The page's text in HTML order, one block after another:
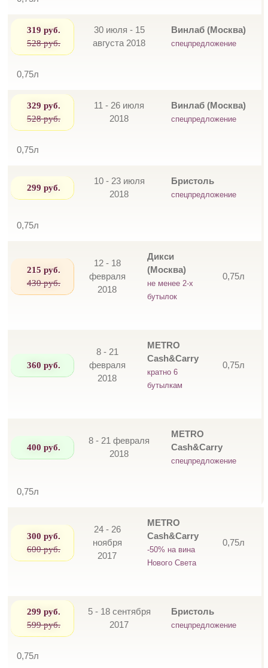
319 руб.
528 руб.
30 июля - 15
августа 2018
Винлаб (Москва)
спецпредложение
0,75л
329 руб.
528 руб.
11 - 26 июля
2018
Винлаб (Москва)
спецпредложение
0,75л
299 руб.
10 - 23 июля
2018
Бристоль
спецпредложение
0,75л
215 руб.
430 руб.
12 - 18
февраля
2018
Дикси
(Москва)
не менее 2-х
бутылок
0,75л
360 руб.
8 - 21
февраля
2018
METRO
Cash&Carry
кратно 6
бутылкам
0,75л
400 руб.
8 - 21 февраля
2018
METRO
Cash&Carry
спецпредложение
0,75л
300 руб.
600 руб.
24 - 26
ноября
2017
METRO
Cash&Carry
-50% на вина
Нового Света
0,75л
299 руб.
599 руб.
5 - 18 сентября
2017
Бристоль
спецпредложение
0,75л